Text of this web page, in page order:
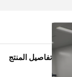
تفاصيل المنتج